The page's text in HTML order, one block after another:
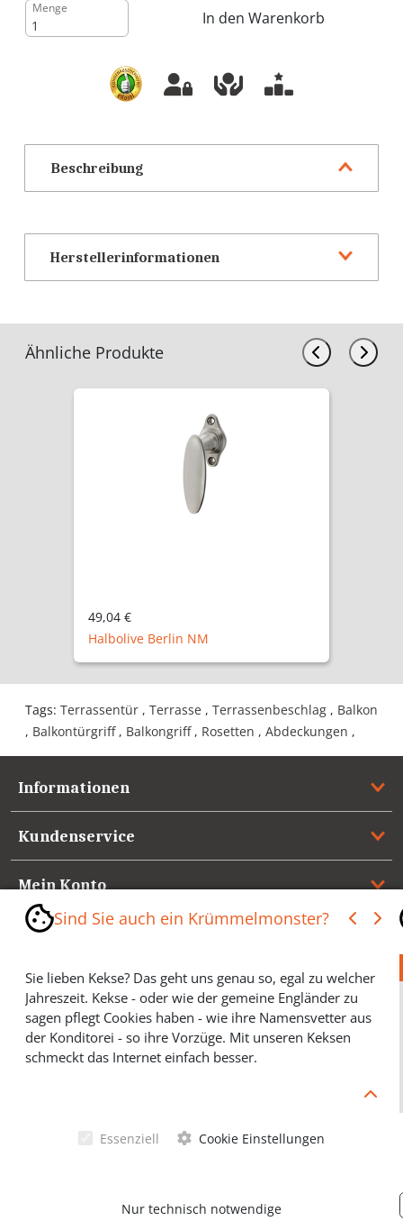
Menge
In den Warenkorb
Beschreibung
Herstellerinformationen
Ähnliche Produkte
49,04 €
Halbolive Berlin NM
Tags: Terrassentür , Terrasse , Terrassenbeschlag , Balkon
, Balkontürgriff , Balkongriff , Rosetten , Abdeckungen ,
Informationen
Kundenservice
Mein Konto
Referenzen
Medienspiegel & Presseinformationen
*** Vertrag widerrufen ***
Sind Sie auch ein Krümmelmonster?
Sie lieben Kekse? Das geht uns genau so, egal zu welcher
Jahreszeit. Kekse - oder wie der gemeine Engländer zu
sagen pflegt Cookies haben - wie ihre Namensvetter aus
der Konditorei - so ihre Vorzüge. Mit unseren Keksen
schmeckt das Internet einfach besser.
Cookies helfen Ihnen, Ihre gewünschten Artikel schneller
Werbung sparen und selbstverständlich anonyme
Statistiken erstellen (#Ehrensache). Deshalb schmecken
Essenziell Cookie Einstellungen
Nur technisch notwendige